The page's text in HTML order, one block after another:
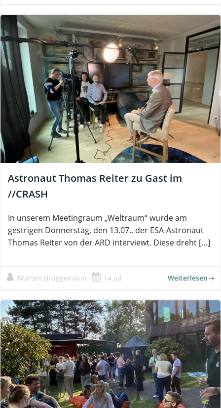
Astronaut Thomas Reiter zu Gast im
//CRASH
In unserem Meetingraum „Weltraum“ wurde am
gestrigen Donnerstag, den 13.07., der ESA-Astronaut
Thomas Reiter von der ARD interviewt. Diese dreht […]
Marten Brüggemann 14 Jul Weiterlesen